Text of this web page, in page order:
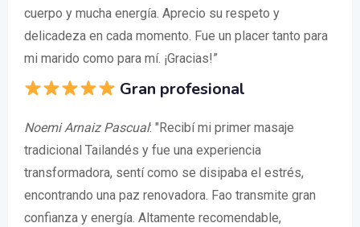
cuerpo y mucha energía. Aprecio su respeto y
delicadeza en cada momento. Fue un placer tanto para
mi marido como para mí. ¡Gracias!”
Gran profesional
Noemi Arnaiz Pascual: "Recibí mi primer masaje
tradicional Tailandés y fue una experiencia
transformadora, sentí como se disipaba el estrés,
encontrando una paz renovadora. Fao transmite gran
confianza y energía. Altamente recomendable,